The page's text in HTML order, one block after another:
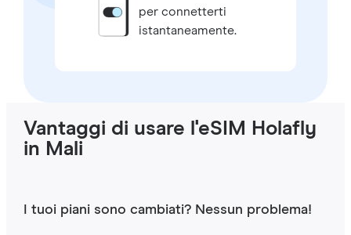
per connetterti
istantaneamente.
Vantaggi di usare l'eSIM Holafly
in Mali
I tuoi piani sono cambiati? Nessun problema!